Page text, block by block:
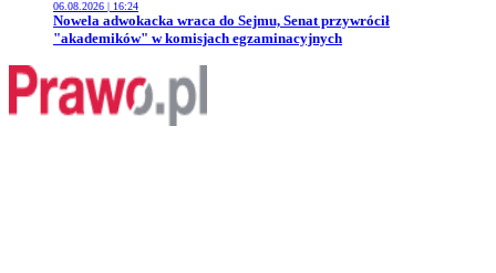
06.08.2026 | 16:24
Przejdź do artykułu:
Nowela adwokacka wraca do Sejmu, Senat przywrócił
"akademików" w komisjach egzaminacyjnych